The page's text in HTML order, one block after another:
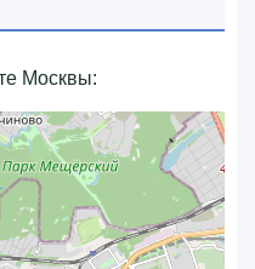
Москвы: